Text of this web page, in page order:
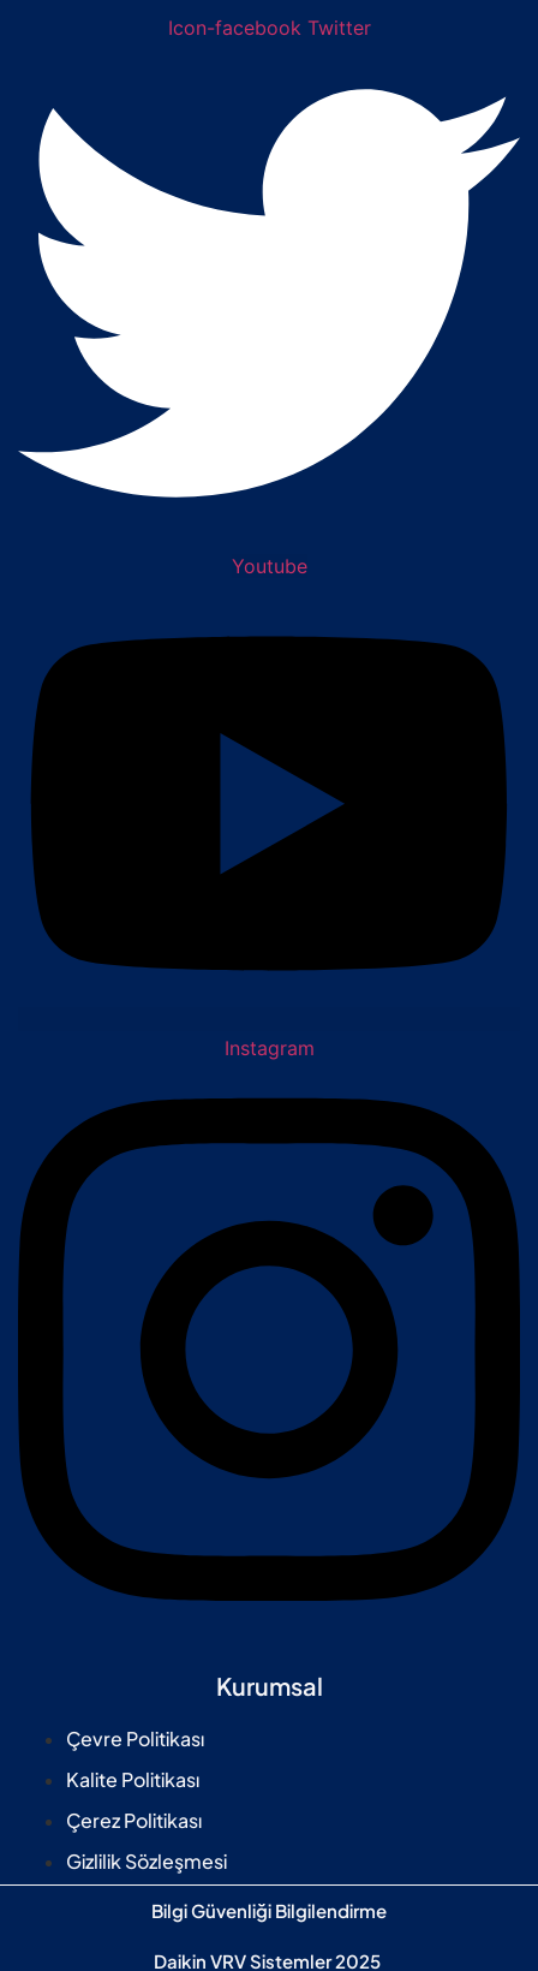
Icon-facebook Twitter
Youtube
Instagram
Kurumsal
Çevre Politikası
Kalite Politikası
Çerez Politikası
Gizlilik Sözleşmesi
Bilgi Güvenliği Bilgilendirme
Daikin VRV Sistemler 2025